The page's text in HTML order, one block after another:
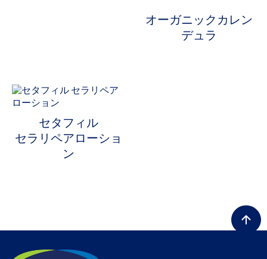
オーガニックカレン
デュラ
セタフィル
セラリペアローショ
ン